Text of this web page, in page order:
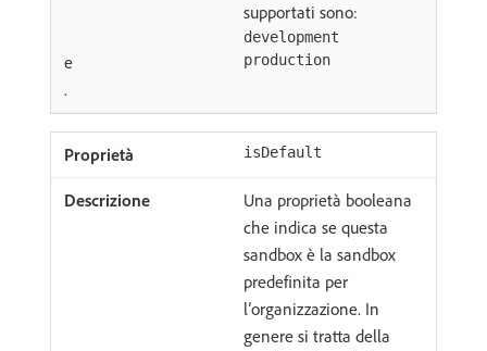
supportati sono:
development
e production
.
isDefault
Una proprietà booleana
che indica se questa
sandbox è la sandbox
predefinita per
l’organizzazione. In
genere si tratta della